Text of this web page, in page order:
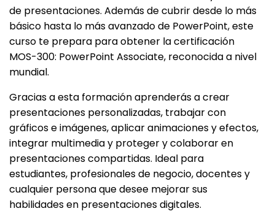
de presentaciones. Además de cubrir desde lo más
básico hasta lo más avanzado de PowerPoint, este
curso te prepara para obtener la certificación
MOS-300: PowerPoint Associate, reconocida a nivel
mundial.
Gracias a esta formación aprenderás a crear
presentaciones personalizadas, trabajar con
gráficos e imágenes, aplicar animaciones y efectos,
integrar multimedia y proteger y colaborar en
presentaciones compartidas. Ideal para
estudiantes, profesionales de negocio, docentes y
cualquier persona que desee mejorar sus
habilidades en presentaciones digitales.